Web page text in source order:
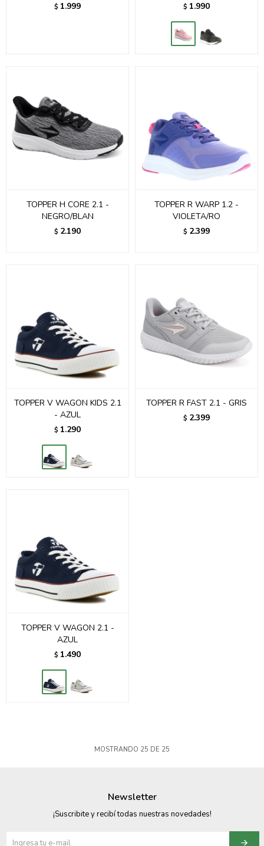
$ 1.999 $ 1.990
TOPPER H CORE 2.1 -
NEGRO/BLAN
$ 2.190
TOPPER R WARP 1.2 -
VIOLETA/RO
$ 2.399
TOPPER V WAGON KIDS 2.1
- AZUL
$ 1.290
TOPPER R FAST 2.1 - GRIS
$ 2.399
TOPPER V WAGON 2.1 -
AZUL
$ 1.490
MOSTRANDO 25 DE 25
Newsletter
¡Suscribite y recibí todas nuestras novedades!